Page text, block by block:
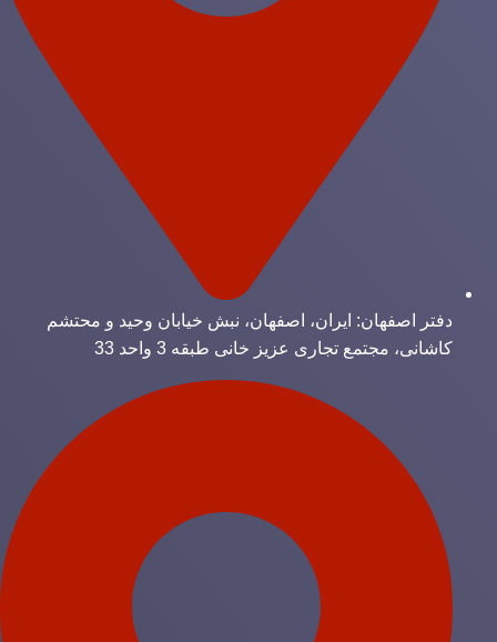
دفتر اصفهان: ایران، اصفهان، نبش خیابان وحید و محتشم
کاشانی، مجتمع تجاری عزیز خانی طبقه 3 واحد 33